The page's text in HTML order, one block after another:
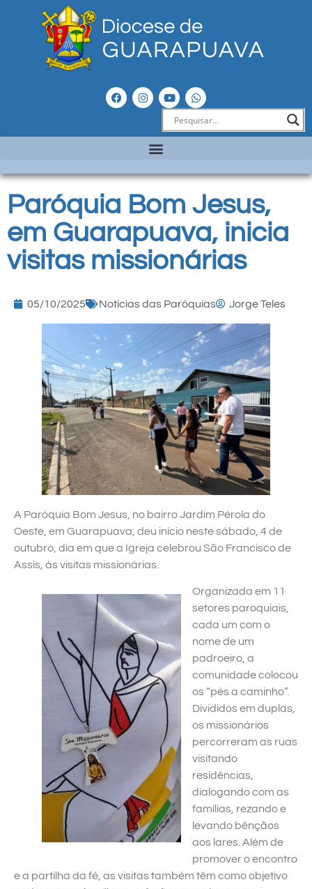
Paróquia Bom Jesus,
em Guarapuava, inicia
visitas missionárias
05/10/2025 Notícias das Paróquias Jorge Teles
A Paróquia Bom Jesus, no bairro Jardim Pérola do
Oeste, em Guarapuava, deu início neste sábado, 4 de
outubro, dia em que a Igreja celebrou São Francisco de
Assis, às visitas missionárias.
Organizada em 11
setores paroquiais,
cada um com o
nome de um
padroeiro, a
comunidade colocou
os “pés a caminho”.
Divididos em duplas,
os missionários
percorreram as ruas
visitando
residências,
dialogando com as
famílias, rezando e
levando bênçãos
aos lares. Além de
promover o encontro
e a partilha da fé, as visitas também têm como objetivo